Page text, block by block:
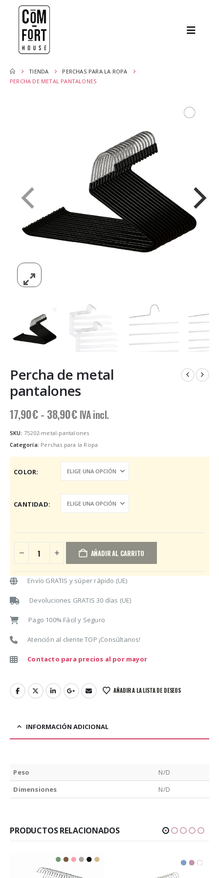
TIENDA
PERCHAS PARA LA ROPA
PERCHA DE METAL PANTALONES
Percha de metal
pantalones
17,90€ - 38,90€Rango
de
precios:
desde
17,90€
hasta
38,90€
IVA incl.
SKU: 75202-metal-pantalones
Categoría: Perchas para la Ropa
COLOR
CANTIDAD
AÑADIR AL CARRITO
Envío GRATIS y súper rápido (UE)
Devoluciones GRATIS 30 días (UE)
Pago 100% Fácil y Seguro
Atención al cliente TOP ¡Consúltanos!
Contacto para precios al por mayor
AÑADIR A LA LISTA DE DESEOS
INFORMACIÓN ADICIONAL
Peso
N/D
Dimensiones
N/D
PRODUCTOS RELACIONADOS